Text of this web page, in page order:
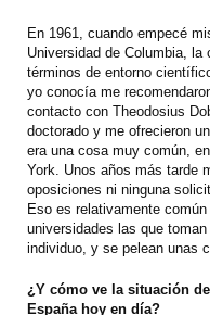
En 1961, cuando empecé
Universidad de Columbia,
términos de entorno
yo conocía me
contacto con Theodosius
doctorado y me ofrecieron
era una cosa muy común,
York. Unos años más tarde
oposiciones ni ninguna
Eso es relativamente
universidades las que
individuo, y se pelean unas
¿Y cómo ve la situación
España hoy en día?